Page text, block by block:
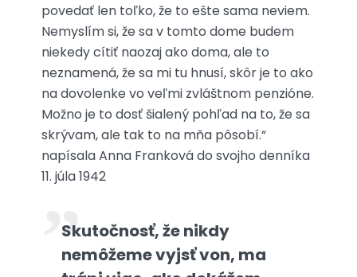
povedať len toľko, že to ešte sama neviem.
Nemyslím si, že sa v tomto dome budem
niekedy cítiť naozaj ako doma, ale to
neznamená, že sa mi tu hnusí, skôr je to ako
na dovolenke vo veľmi zvláštnom penzióne.
Možno je to dosť šialený pohľad na to, že sa
skrývam, ale tak to na mňa pôsobí.“
napísala Anna Franková do svojho denníka
11. júla 1942
Skutočnosť, že nikdy
nemôžeme vyjsť von, ma